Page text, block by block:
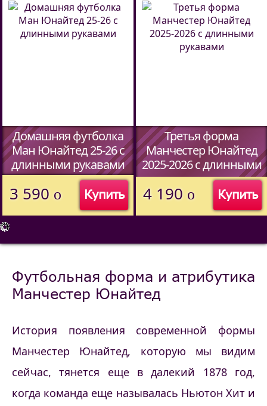
Домашняя футболка
Ман Юнайтед 25-26 c
длинными рукавами
Купить
3 590 o
Третья форма
Манчестер Юнайтед
2025-2026 c длинными
рукавами
(Код: 00) Купить
4 190 o
Футбольная форма и атрибутика
Манчестер Юнайтед
История появления современной формы
Манчестер Юнайтед, которую мы видим
сейчас, тянется еще в далекий 1878 год,
когда команда еще называлась Ньютон Хит и